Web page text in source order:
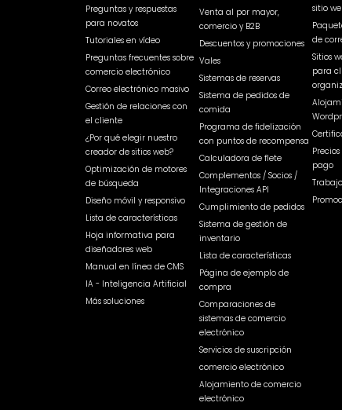
Preguntas y respuestas
para novatos
Tutoriales en vídeo
Preguntas frecuentes sobre
comercio electrónico
Correo electrónico masivo
Gestión de relaciones con
el cliente
¿Por qué elegir nuestro
creador de sitios web?
Optimización de motores
de búsqueda
Diseño móvil y responsivo
Lista de características
Hoja informativa para
diseñadores web
Manual en línea de CMS
IA - Inteligencia Artificial
Más soluciones
Venta al por mayor,
comercio y B2B
Descuentos y promociones
Vales
Sistemas de reservas
Sistema de pedidos de
comida
Programa de fidelización
con puntos de recompensa
Calculadora de flete
Complementos / Socios /
Integraciones API
Cumplimiento de pedidos
Sistema de gestión de
inventario
Lista de características
Página de ejemplo de
compra
Comparaciones de
sistemas de comercio
electrónico
Servicios de suscripción
comercio electrónico
Alojamiento de comercio
electrónico
sitio
de
Sitios
para
pago